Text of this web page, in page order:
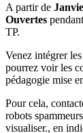
A partir de
Ouvertes
TP.
Venez intégrer
pourrez voir les
pédagogie mise
Pour cela,
robots
visualiser., en